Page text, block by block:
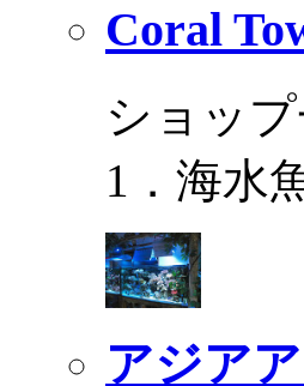
Coral
ショッ
1．海水
アジア